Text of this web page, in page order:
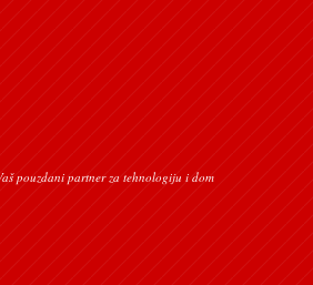
pouzdani partner za tehnologiju i dom